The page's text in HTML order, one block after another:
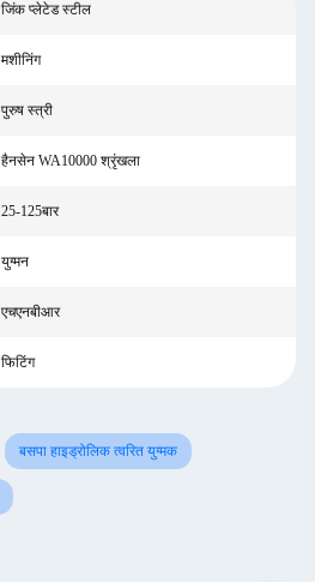
जिंक प्लेटेड स्टील
मशीनिंग
पुरुष स्त्री
हैनसेन WA10000 श्रृंखला
25-125बार
युग्मन
एचएनबीआर
फिटिंग
बसपा हाइड्रोलिक त्वरित युग्मक